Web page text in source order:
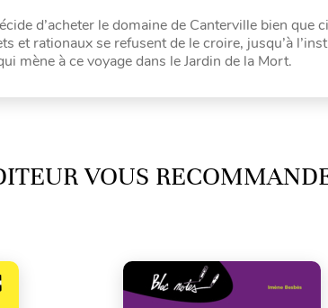
d’acheter le domaine de Canterville bien
et rationaux se refusent de le croire, jusqu’à
mène à ce voyage dans le Jardin de la Mort.
VOUS